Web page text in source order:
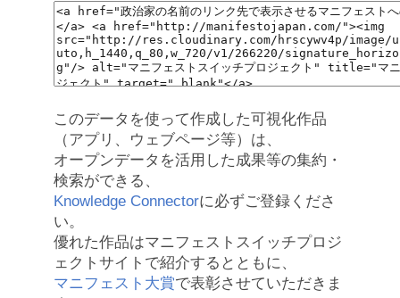
このデータを使って作成した可視化作品
（アプリ、ウェブページ等）は、
オープンデータを活用した成果等の集約・
検索ができる、
Knowledge Connectorに必ずご登録くださ
い。
優れた作品はマニフェストスイッチプロジ
ェクトサイトで紹介するとともに、
マニフェスト大賞で表彰させていただきま